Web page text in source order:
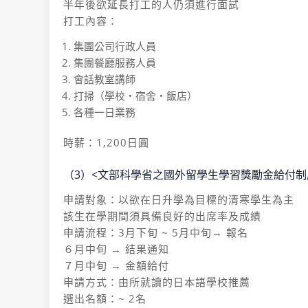
半年後欲延長打工的人仍須進行面試
打工內容：
集團公司行政人員
集團餐廳服務人員
會話教室講師
打掃（學校・宿舍・飯店）
各種一日業務
時薪：1,200日圓
（3）<文部科學省之國外留學生學習獎勵金給付
申請對象：以欲在日升學為目標的清寒學生為主
該生在學期間須具備良好的出席率及成績
申請流程：3月下旬 ~ 5月中旬→ 報名
６月中旬 → 結果通知
７月中旬 → 金額給付
申請方式：由所就讀的日本語學校推薦
選出名額：~ 2名